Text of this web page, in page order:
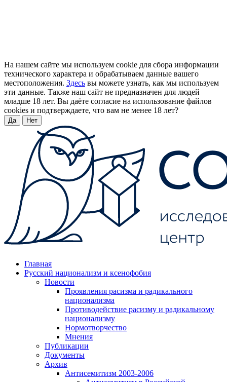
На нашем сайте мы используем cookie для сбора информации
технического характера и обрабатываем данные вашего
местоположения. Здесь вы можете узнать, как мы используем
эти данные. Также наш сайт не предназначен для людей
младше 18 лет. Вы даёте согласие на использование файлов
cookies и подтверждаете, что вам не менее 18 лет?
Да Нет
Главная
Русский национализм и ксенофобия
Новости
Проявления расизма и радикального
национализма
Противодействие расизму и радикальному
национализму
Нормотворчество
Мнения
Публикации
Документы
Архив
Антисемитизм 2003-2006